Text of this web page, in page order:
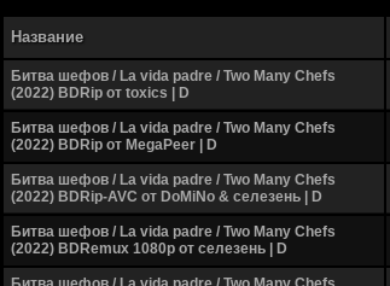
Название
Битва шефов / La vida padre / Two Many Chefs
(2022) BDRip от toxics | D
Битва шефов / La vida padre / Two Many Chefs
(2022) BDRip от MegaPeer | D
Битва шефов / La vida padre / Two Many Chefs
(2022) BDRip-AVC от DoMiNo & селезень | D
Битва шефов / La vida padre / Two Many Chefs
(2022) BDRemux 1080p от селезень | D